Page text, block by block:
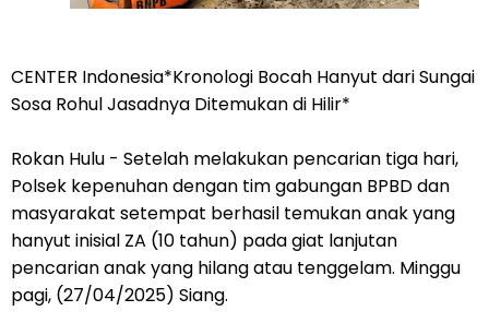
CENTER Indonesia*Kronologi Bocah Hanyut dari Sungai
Sosa Rohul Jasadnya Ditemukan di Hilir*
Rokan Hulu - Setelah melakukan pencarian tiga hari,
Polsek kepenuhan dengan tim gabungan BPBD dan
masyarakat setempat berhasil temukan anak yang
hanyut inisial ZA (10 tahun) pada giat lanjutan
pencarian anak yang hilang atau tenggelam. Minggu
pagi, (27/04/2025) Siang.